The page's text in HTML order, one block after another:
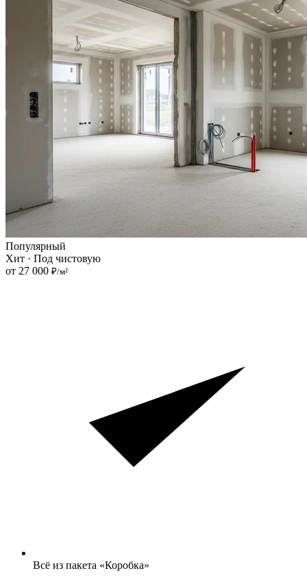
Популярный
Хит · Под чистовую
от 27 000 ₽/м²
Всё из пакета «Коробка»